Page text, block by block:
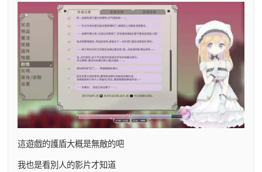
這遊戲的護盾大概是無敵的吧
我也是看別人的影片才知道